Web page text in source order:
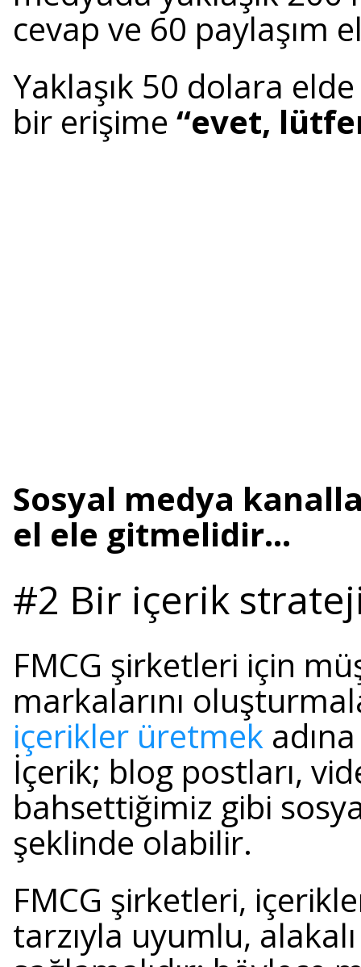
cevap ve 60 paylaşım
Yaklaşık 50 dolara
bir erişime “evet,
Sosyal medya
el ele gitmelidir…
#2 Bir içerik
FMCG şirketleri için
markalarını
içerikler üretmek
İçerik; blog postları,
bahsettiğimiz gibi
şeklinde olabilir.
FMCG şirketleri,
tarzıyla uyumlu,